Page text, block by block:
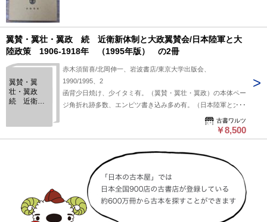
翼賛・翼壮・翼政 続 近衛新体制と大政翼賛会/日本陸軍と大
陸政策 1906-1918年 （1995年版） の2冊
翼賛・翼
壮・翼政
続 近衛新
陸軍と大陸
政策 1906-
赤木須留喜/北岡伸一、岩波書店/東京大学出版会、
1990/1995、2
函背少日焼け、少イタミ有。（翼賛・翼壮・翼政）の本体ペー
ジ角折れ跡多数、エンピツ書き込み多め有。（日本陸軍と大陸
政策）の本体1枚ページ角折れ跡有、他経年良好。初版/4刷。
古書ワルツ
￥8,500